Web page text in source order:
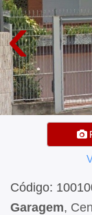
‹
Código:
Garagem,